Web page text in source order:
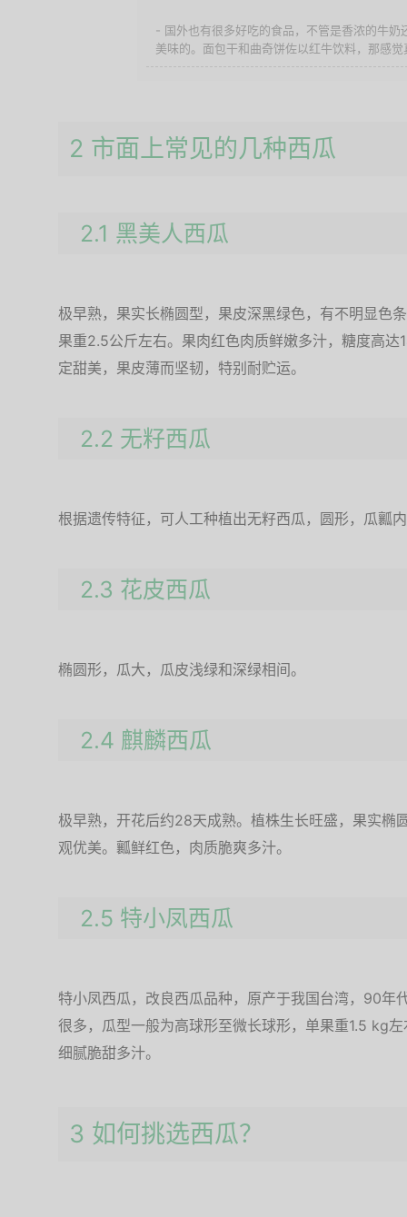
- 国外也有很多好吃的食品，不管是香浓的牛奶
美味的。面包干和曲奇饼佐以红牛饮料，那感
2 市面上常见的几种西瓜
2.1 黑美人西瓜
极早熟，果实长椭圆型，果皮深黑绿色，有不明显色
果重2.5公斤左右。果肉红色肉质鲜嫩多汁，糖度高
定甜美，果皮薄而坚韧，特别耐贮运。
2.2 无籽西瓜
根据遗传特征，可人工种植出无籽西瓜，圆形，瓜瓤
2.3 花皮西瓜
椭圆形，瓜大，瓜皮浅绿和深绿相间。
2.4 麒麟西瓜
极早熟，开花后约28天成熟。植株生长旺盛，果实椭
观优美。瓤鲜红色，肉质脆爽多汁。
2.5 特小凤西瓜
特小凤西瓜，改良西瓜品种，原产于我国台湾，90年
很多，瓜型一般为高球形至微长球形，单果重1.5 kg
细腻脆甜多汁。
3 如何挑选西瓜？